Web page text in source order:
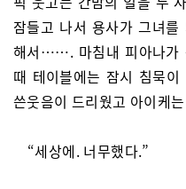
잠들고 나서 용사가 그녀
해서……. 마침내 피아나가
때 테이블에는 잠시 침묵
쓴웃음이 드리웠고 아이케
“세상에. 너무했다.”